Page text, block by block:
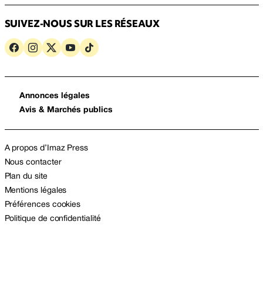
SUIVEZ-NOUS SUR LES RÉSEAUX
Annonces légales
Avis & Marchés publics
A propos d’Imaz Press
Nous contacter
Plan du site
Mentions légales
Préférences cookies
Politique de confidentialité